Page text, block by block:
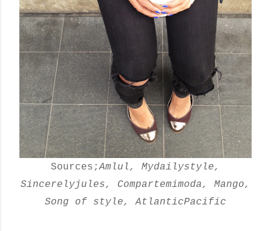
Sources;Amlul, Mydailystyle,
Sincerelyjules, Compartemimoda, Mango,
Song of style, AtlanticPacific